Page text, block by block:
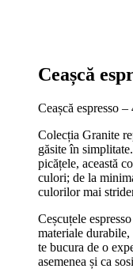
Ceașcă
Ceașcă espresso –
Colecția Granite
găsite în
picățele, această
culori; de la
culorilor mai
Ceșcuțele
materiale
te bucura de o
asemenea și ca